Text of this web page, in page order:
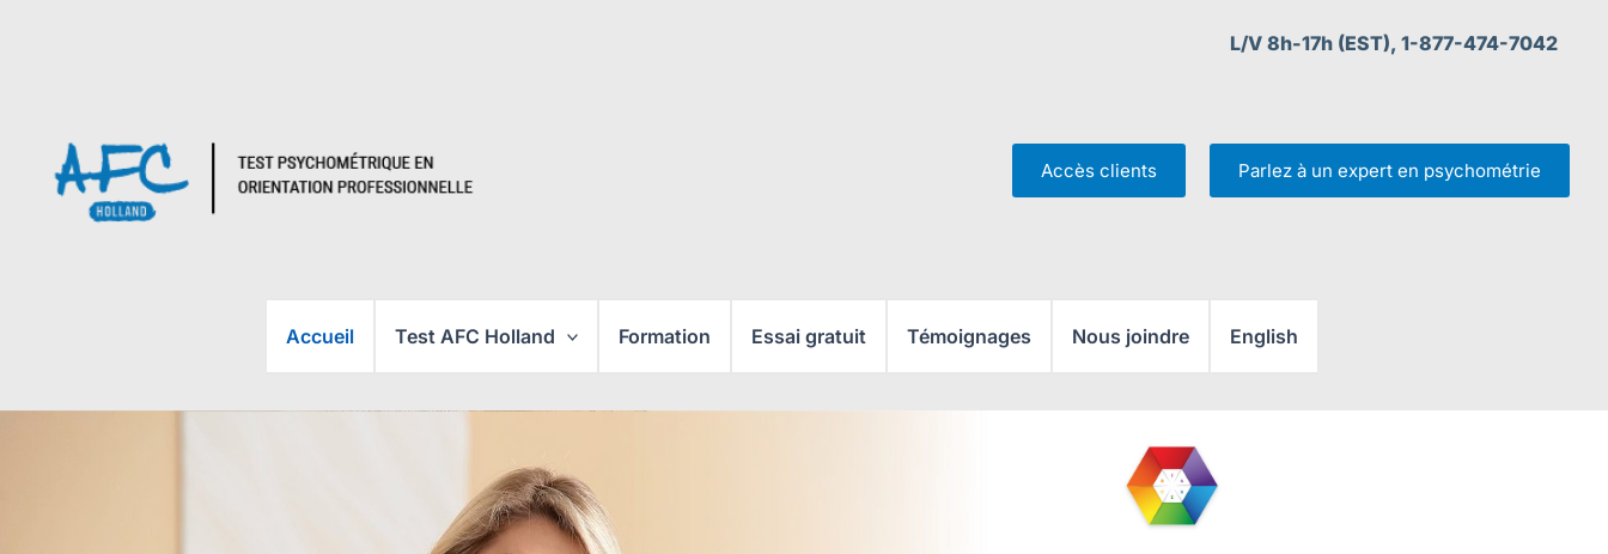
L/V 8h-17h (EST), 1-877-474-7042
Accès clients Parlez à un expert en psychométrie
Accueil Test AFC Holland Formation Essai gratuit Témoignages Nous joindre English